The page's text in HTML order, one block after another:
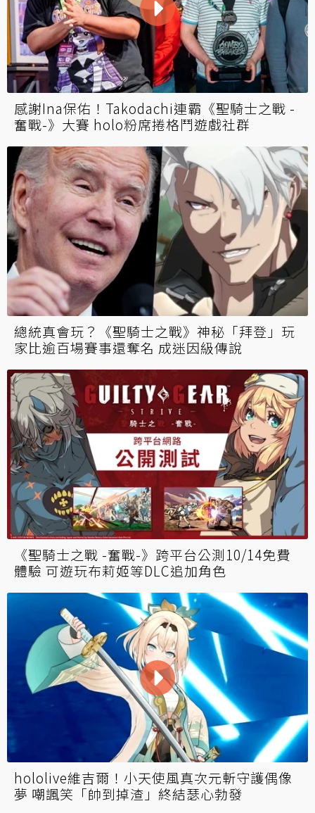
感謝Ina保佑！Takodachi連霸《聖騎士之戰 -
奮戰-》大賽 holo粉席捲格鬥遊戲社群
總統真會玩？《聖騎士之戰》神秘「拜登」玩
家比逾百場賽事還奪名 成迷因級傳說
《聖騎士之戰 -奮戰-》跨平台公測10/14免費
體驗 可遊玩布莉姬等DLC追加角色
hololive維吉爾！小天使風真次元斬守護偶像
夢 嘲諷笑「帥到掉渣」終結瑟心勃發